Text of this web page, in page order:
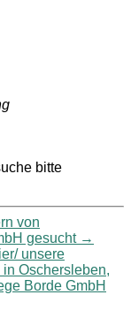
bitte
von
gesucht →
unsere
Oschersleben,
Borde GmbH